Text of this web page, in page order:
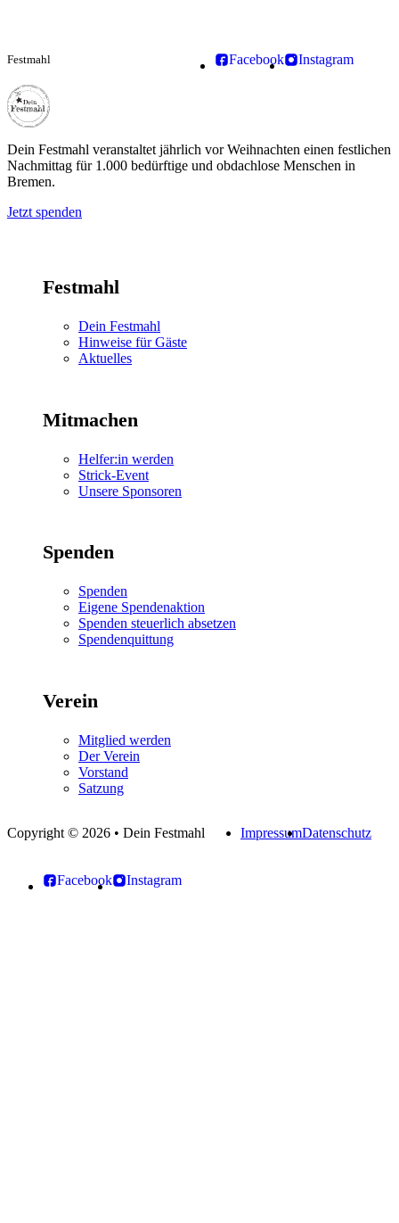
Festmahl Facebook Instagram
Dein Festmahl
Dein Festmahl veranstaltet jährlich vor Weihnachten einen festlichen
Nachmittag für 1.000 bedürftige und obdachlose Menschen in
Bremen.
Jetzt spenden
Festmahl
Dein Festmahl
Hinweise für Gäste
Aktuelles
Mitmachen
Helfer:in werden
Strick-Event
Unsere Sponsoren
Spenden
Spenden
Eigene Spendenaktion
Spenden steuerlich absetzen
Spendenquittung
Verein
Mitglied werden
Der Verein
Vorstand
Satzung
Copyright © 2026 • Dein Festmahl ImpressumDatenschutz
Facebook Instagram